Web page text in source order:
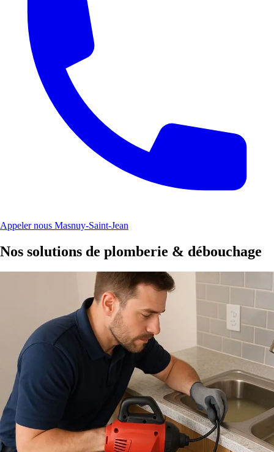
Appeler nous Masnuy-Saint-Jean
Nos solutions de plomberie & débouchage